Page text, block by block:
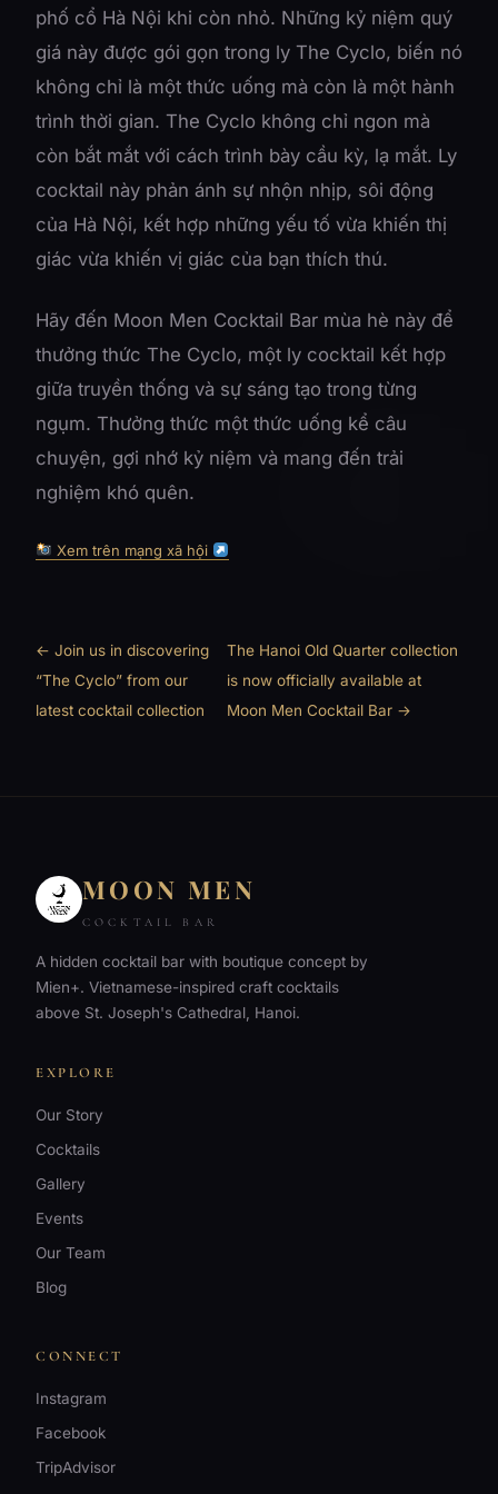
phố cổ Hà Nội khi còn nhỏ. Những kỷ niệm quý
giá này được gói gọn trong ly The Cyclo, biến nó
không chỉ là một thức uống mà còn là một hành
trình thời gian. The Cyclo không chỉ ngon mà
còn bắt mắt với cách trình bày cầu kỳ, lạ mắt. Ly
cocktail này phản ánh sự nhộn nhịp, sôi động
của Hà Nội, kết hợp những yếu tố vừa khiến thị
giác vừa khiến vị giác của bạn thích thú.
Hãy đến Moon Men Cocktail Bar mùa hè này để
thưởng thức The Cyclo, một ly cocktail kết hợp
giữa truyền thống và sự sáng tạo trong từng
ngụm. Thưởng thức một thức uống kể câu
chuyện, gợi nhớ kỷ niệm và mang đến trải
nghiệm khó quên.
Xem trên mạng xã hội
← Join us in discovering
“The Cyclo” from our
latest cocktail collection
The Hanoi Old Quarter collection
is now officially available at
Moon Men Cocktail Bar →
MOON MEN
COCKTAIL BAR
A hidden cocktail bar with boutique concept by
Mien+. Vietnamese-inspired craft cocktails
above St. Joseph's Cathedral, Hanoi.
EXPLORE
Our Story
Cocktails
Gallery
Events
Our Team
Blog
CONNECT
Instagram
Facebook
TripAdvisor